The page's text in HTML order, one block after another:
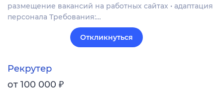
размещение вакансий на работных сайтах • адаптация
персонала Требования:…
Откликнуться
Рекрутер
от 100 000 ₽